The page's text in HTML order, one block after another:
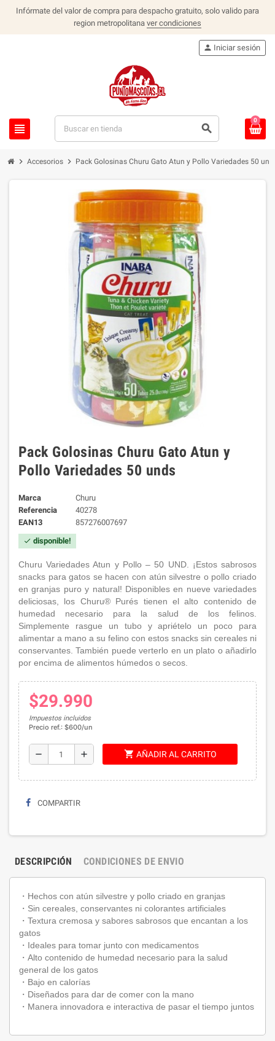
Infórmate del valor de compra para despacho gratuito, solo valido para
region metropolitana ver condiciones
view_headline search
person Iniciar sesión
0
chevron_right Accesorios chevron_right Pack Golosinas Churu Gato Atun y Pollo Variedades 50
Pack Golosinas Churu Gato Atun y
Pollo Variedades 50 unds
Marca
Churu
Referencia
40278
EAN13
857276007697
check disponible!
Churu Variedades Atun y Pollo – 50 UND. ¡Estos sabrosos
snacks para gatos se hacen con atún silvestre o pollo criado
en granjas puro y natural! Disponibles en nueve variedades
deliciosas, los Churu® Purés tienen el alto contenido de
humedad necesario para la salud de los felinos.
Simplemente rasgue un tubo y apriételo un poco para
alimentar a mano a su felino con estos snacks sin cereales ni
conservantes. También puede verterlo en un plato o añadirlo
por encima de alimentos húmedos o secos.
$29.990
Impuestos incluidos
Precio ref.: $600/un
remove add shopping_cart AÑADIR AL CARRITO
COMPARTIR
DESCRIPCIÓN CONDICIONES DE ENVIO
・Hechos con atún silvestre y pollo criado en granjas
・Sin cereales, conservantes ni colorantes artificiales
・Textura cremosa y sabores sabrosos que encantan a los
gatos
・Ideales para tomar junto con medicamentos
・Alto contenido de humedad necesario para la salud
general de los gatos
・Bajo en calorías
・Diseñados para dar de comer con la mano
・Manera innovadora e interactiva de pasar el tiempo juntos